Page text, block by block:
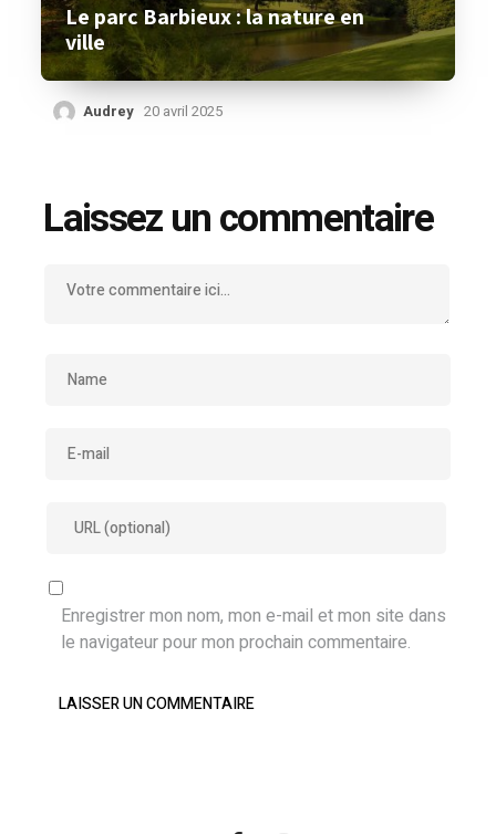
Le parc Barbieux : la nature en
ville
Audrey 20 avril 2025
Laissez un commentaire
Enregistrer mon nom, mon e-mail et mon site dans
le navigateur pour mon prochain commentaire.